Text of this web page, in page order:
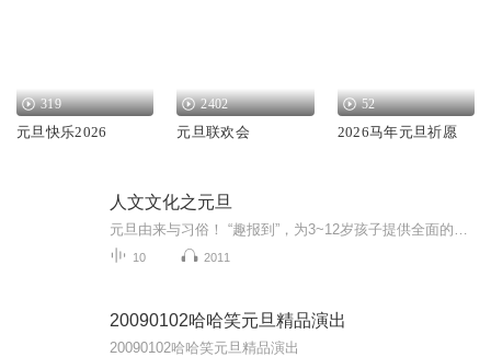
319
元旦快乐2026
2402
元旦联欢会
52
2026马年元旦祈愿
人文文化之元旦
10 2011
20090102哈哈笑元旦精品演出
20090102哈哈笑元旦精品演出